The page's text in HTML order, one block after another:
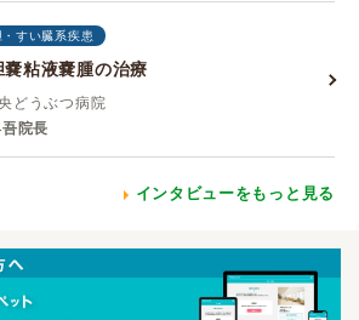
・すい臓系疾患
嚢粘液嚢腫の治療
どうぶつ病院
院長
インタビューをもっと見る